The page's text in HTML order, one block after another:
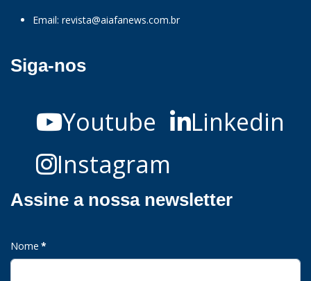
Email: revista@aiafanews.com.br
Siga-nos
Youtube
Linkedin
Instagram
Assine a nossa newsletter
Nome *